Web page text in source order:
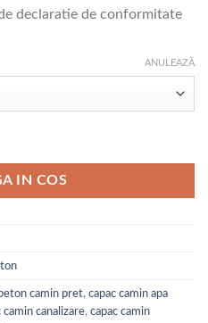
declaratie de conformitate
ANULEAZĂ
din beton cu rama din
IN COS
camin pret, capac camin apa
camin canalizare, capac camin